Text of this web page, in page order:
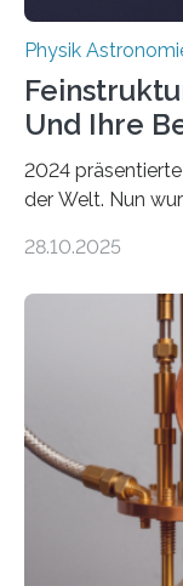
Physik
Und Ihre
2024
der Welt. Nun
fundamentalen
Messungen
vermutet,
Atomkern-
einem Team der
internationaler
Der lange
gefunden. Kurz
Thorium
28.10.2025